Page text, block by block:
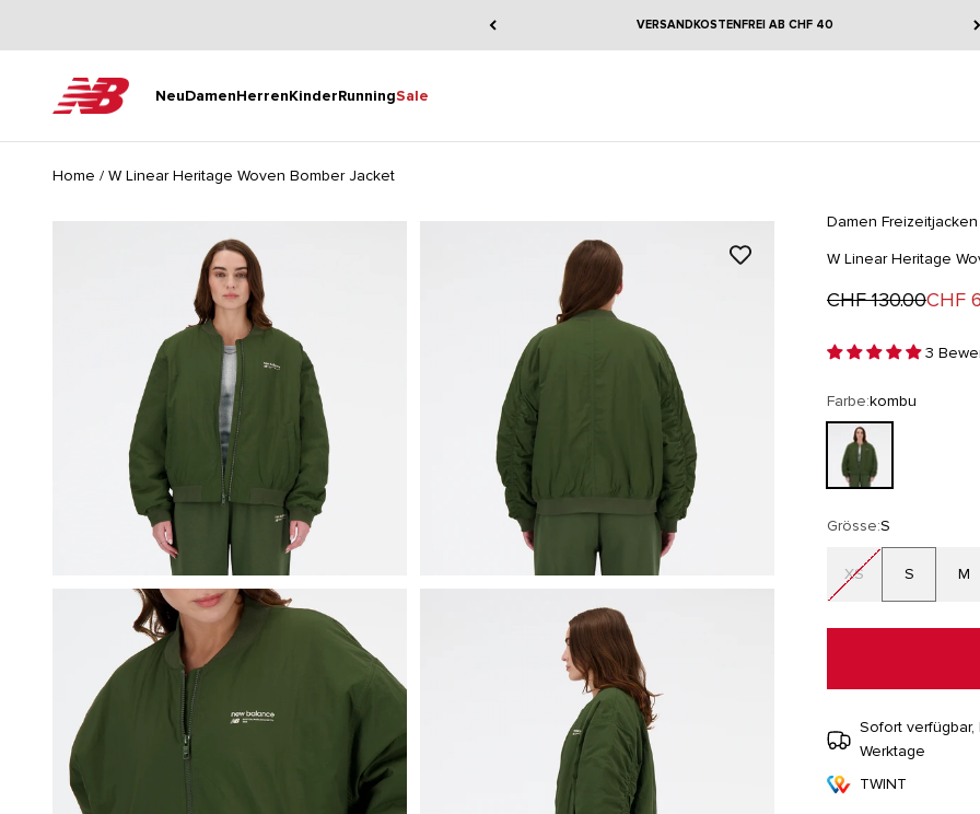
VERSANDKOSTENFREI AB CHF 40
NeuDamenHerrenKinderRunningSale
New Balance
Home / W Linear Heritage Woven Bomber Jacket
Damen Freizeitjacken
W Linear Heritage
Regulärer Preis
CHF 130.00CHF
3
Farbe:kombu
kombu
Grösse:S
XS S M
Sofort verfügbar,
Werktage
TWINT